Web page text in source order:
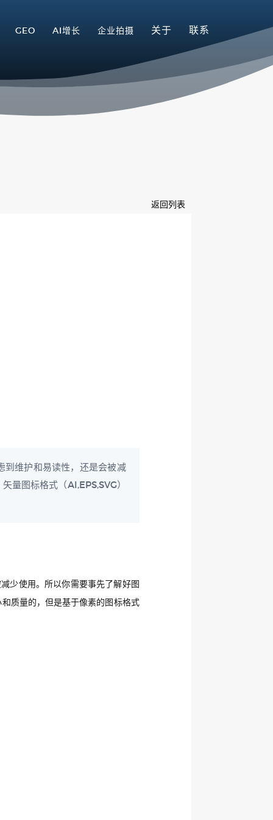
GEO AI增长 企业拍摄 关于 联系
返回列表
到维护和易读性，还是会被减
量图标格式（AI,EPS,SVG）
少使用。所以你需要事先了解好图
质量的，但是基于像素的图标格式